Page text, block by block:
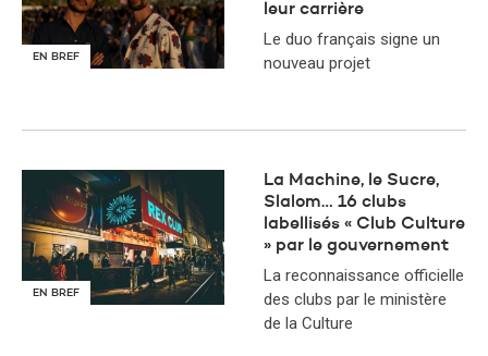
EN BREF
leur carrière
Le duo français signe un
nouveau projet
EN BREF
La Machine, le Sucre,
Slalom… 16 clubs
labellisés « Club Culture
» par le gouvernement
La reconnaissance officielle
des clubs par le ministère
de la Culture